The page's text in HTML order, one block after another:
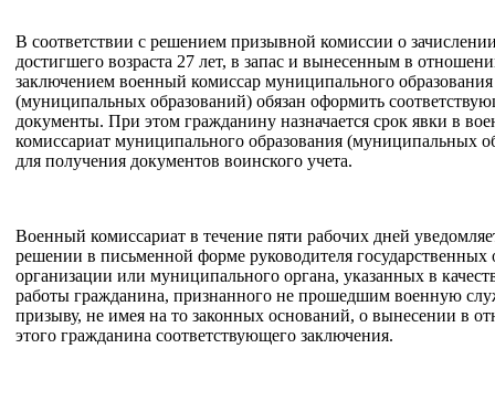
В соответствии с решением призывной комиссии о
достигшего возраста 27 лет, в запас и вынесенным в
заключением военный комиссар муниципального образования
(муниципальных образований) обязан оформить
документы. При этом гражданину назначается срок явки в
комиссариат муниципального образования (муниципальных
для получения документов воинского учета.
Военный комиссариат в течение пяти рабочих дней
решении в письменной форме руководителя государственных
организации или муниципального органа, указанных в
работы гражданина, признанного не прошедшим военную
призыву, не имея на то законных оснований, о вынесении в
этого гражданина соответствующего заключения.